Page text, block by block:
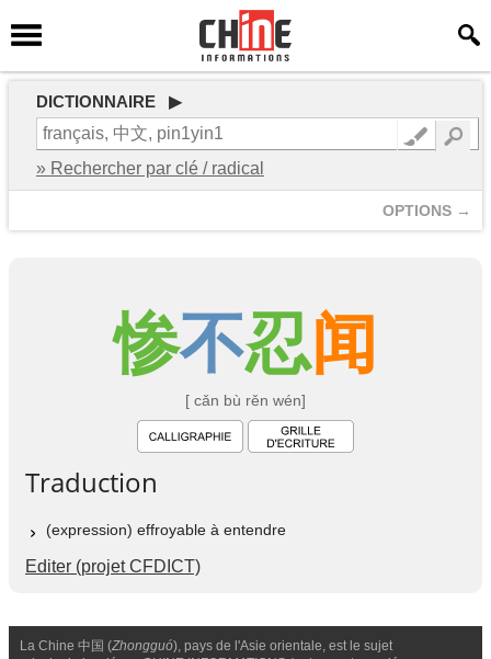
DICTIONNAIRE ▶
» Rechercher par clé / radical
OPTIONS →
惨不忍闻
[ cǎn bù rěn wén]
Traduction
(expression) effroyable à entendre
Editer (projet CFDICT)
La Chine 中国 (Zhongguó), pays de l'Asie orientale, est le sujet